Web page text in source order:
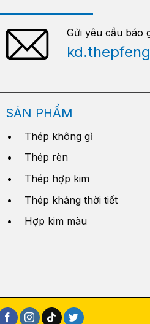
Gửi yêu cầu báo
SẢN PHẨM
Thép không gỉ
Thép rèn
Thép hợp kim
Thép kháng thời tiết
Hợp kim màu